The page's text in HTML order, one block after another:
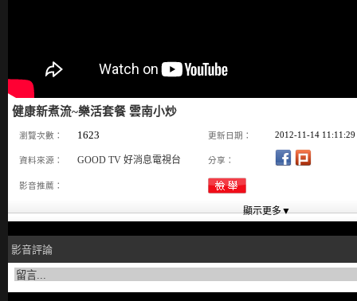
健康新煮流~樂活套餐 雲南小炒
瀏覽次數： 1623 更新日期： 2012-11-14 11:11:29
資料來源： GOOD TV 好消息電視台 分享：
影音推薦：
影音評論